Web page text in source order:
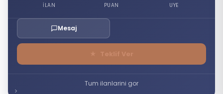
İLAN PUAN UYE
Mesaj
Tum ilanlarini gor